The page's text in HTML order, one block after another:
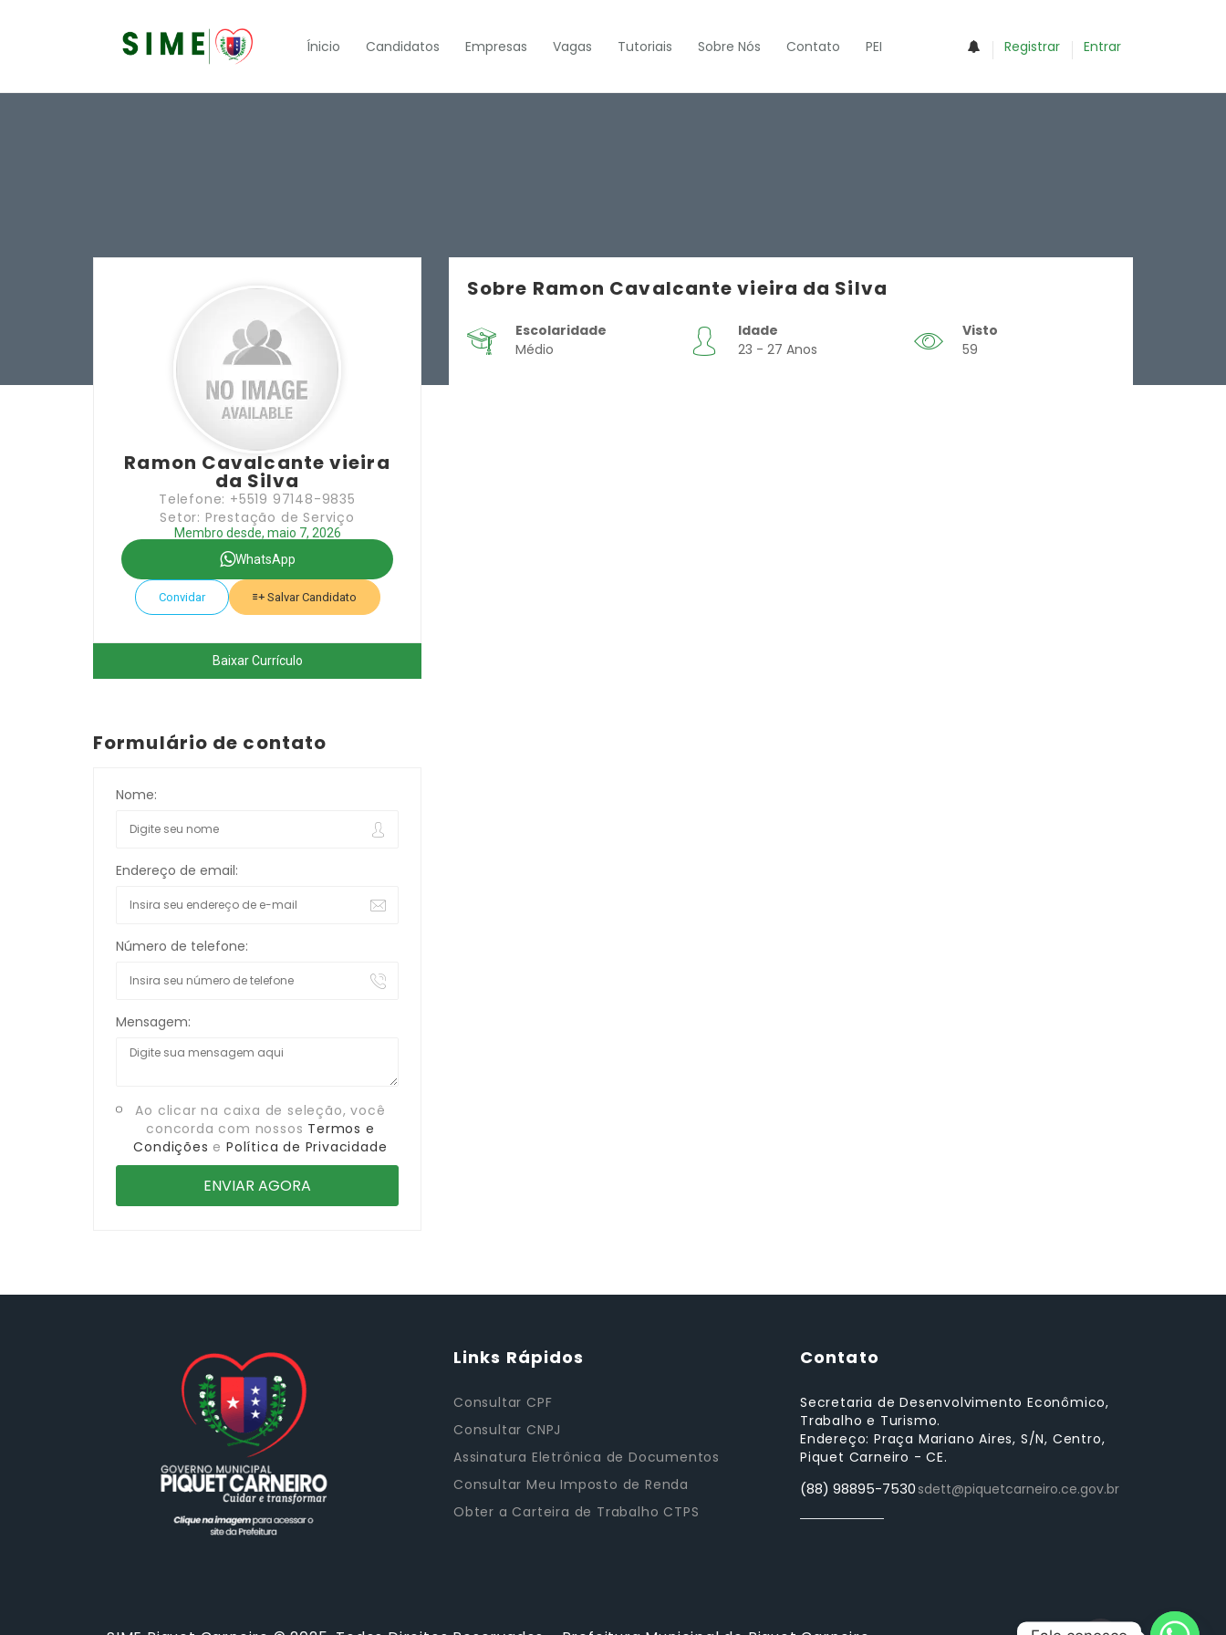
Ínicio Candidatos Empresas Vagas Tutoriais Sobre Nós Contato PEI Registrar Entrar
Ramon Cavalcante vieira
da Silva
Telefone: +5519 97148-9835
Setor: Prestação de Serviço
Membro desde, maio 7, 2026
WhatsApp
Convidar Salvar Candidato
Baixar Currículo
Formulário de contato
Nome:
Endereço de email:
Número de telefone:
Mensagem:
Ao clicar na caixa de seleção, você
concorda com nossos Termos e
Condições e Política de Privacidade
Sobre Ramon Cavalcante vieira da Silva
Escolaridade
Médio
Idade
23 - 27 Anos
Visto
59
Links Rápidos
Consultar CPF
Consultar CNPJ
Assinatura Eletrônica de Documentos
Consultar Meu Imposto de Renda
Obter a Carteira de Trabalho CTPS
Contato
Secretaria de Desenvolvimento Econômico,
Trabalho e Turismo.
Endereço: Praça Mariano Aires, S/N, Centro,
Piquet Carneiro - CE.
(88) 98895-7530 sdett@piquetcarneiro.ce.gov.br